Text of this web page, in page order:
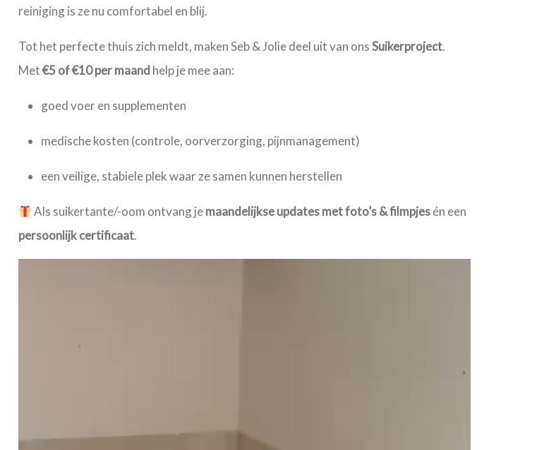
reiniging is ze nu comfortabel en blij.
Tot het perfecte thuis zich meldt, maken Seb & Jolie deel uit van onsSuikerproject.
Met€5 of €10 per maand help je mee aan:
goed voer en supplementen
medische kosten (controle, oorverzorging, pijnmanagement)
een veilige, stabiele plek waar ze samen kunnen herstellen
Als suikertante/-oom ontvang jemaandelijkse updates met foto’s & filmpjesén een
persoonlijk certificaat.